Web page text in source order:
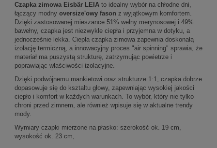
Czapka zimowa Eisbär LEIA to idealny wybór na chłodne dni,
łączący modny oversize'owy fason z wyjątkowym komfortem.
Dzięki zastosowanej mieszance 51% wełny merynosowej i 49%
bawełny, czapka jest niezwykle ciepła i przyjemna w dotyku, a
jednocześnie lekka. Ciepła czapka zimowa zapewnia doskonałą
izolację termiczną, a innowacyjny proces "air spinning" sprawia, że
materiał ma puszystą strukturę, zatrzymując powietrze i
poprawiając właściwości izolacyjne.
Dzięki podwójnemu mankietowi oraz strukturze 1:1, czapka dobrze
dopasowuje się do kształtu głowy, zapewniając wysokiej jakości
ciepło i komfort w każdych warunkach. To wybór, który nie tylko
chroni przed zimnem, ale również wpisuje się w aktualne trendy
mody.
Wymiary czapki mierzone na płasko: szerokość ok. 19 cm,
wysokość ok. 23 cm,